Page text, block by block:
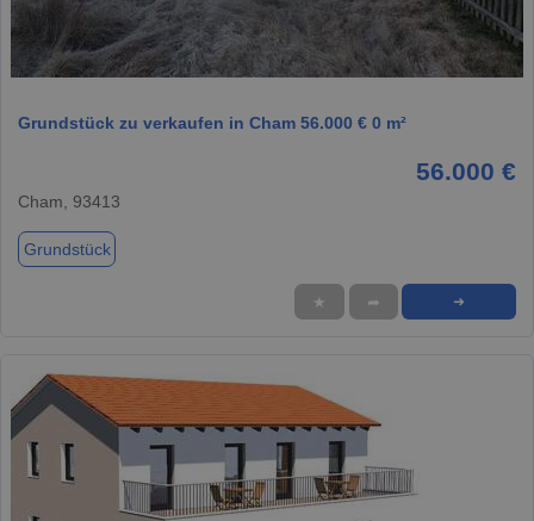
1 / 1
Grundstück zu verkaufen in Cham 56.000 € 0 m²
56.000 €
Cham, 93413
Grundstück
★ ➦ ➜